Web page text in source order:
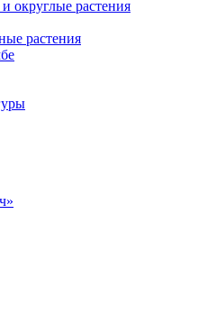
округлые растения
растения